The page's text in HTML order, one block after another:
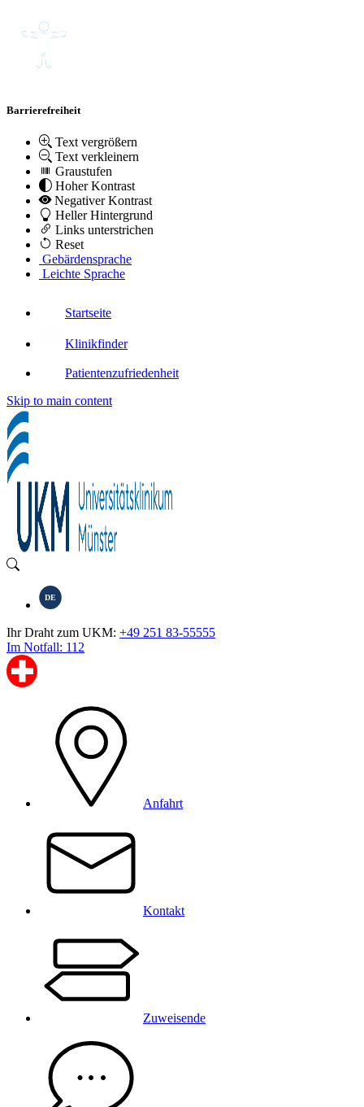
Barrierefreiheit
Text vergrößern
Text verkleinern
Graustufen
Hoher Kontrast
Negativer Kontrast
Heller Hintergrund
Links unterstrichen
Reset
Gebärdensprache
Leichte Sprache
Startseite
Klinikfinder
Patientenzufriedenheit
Skip to main content
DE
Ihr Draht zum UKM: +49 251 83-55555
Im Notfall: 112
Anfahrt
Kontakt
Zuweisende